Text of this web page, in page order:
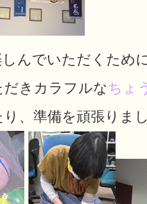
んでいただくため
きカラフルなちょ
、準備を頑張りまし